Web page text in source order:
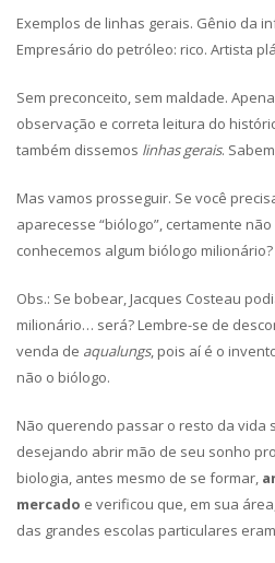
Exemplos de linhas gerais. Gênio da
Empresário do petróleo: rico. Artista
Sem preconceito, sem maldade.
observação e correta leitura do
também dissemos linhas gerais.
Mas vamos prosseguir. Se você
aparecesse “biólogo”, certamente
conhecemos algum biólogo milionário?
Obs.: Se bobear, Jacques Costeau
milionário… será? Lembre-se de
venda de aqualungs, pois aí é o
não o biólogo.
Não querendo passar o resto da vida
desejando abrir mão de seu sonho
biologia, antes mesmo de se formar,
mercado e verificou que, em sua
das grandes escolas particulares